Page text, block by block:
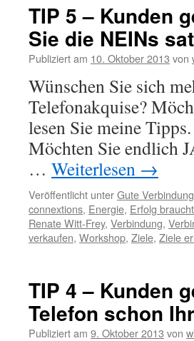
TIP 5 – Kunden
Sie die NEINs
Publiziert am 10. Oktober 2013 von
Wünschen Sie sich
Telefonakquise?
lesen Sie meine
Möchten Sie endlich
… Weiterlesen →
Veröffentlicht unterGute
connextions, Energie, Erfolg
Renate Witt-Frey, Verbindung,
verkaufen, Workshop, Ziele, Ziele
TIP 4 – Kunden
Telefon schon
Publiziert am 9. Oktober 2013 von